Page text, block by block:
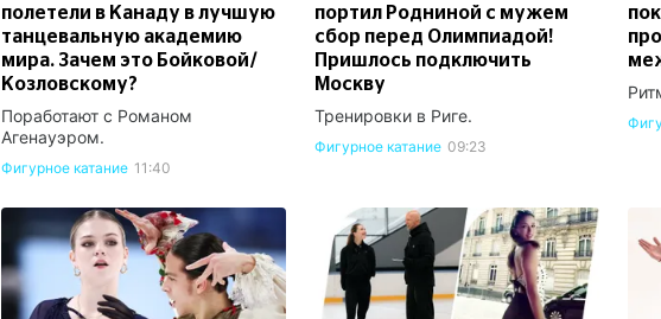
полетели в Канаду в лучшую
танцевальную академию
мира. Зачем это Бойковой/
Козловскому?
Поработают с Романом
Агенауэром.
Фигурное катание 11:40
портил Родниной с мужем
сбор перед Олимпиадой!
Пришлось подключить
Москву
Тренировки в Риге.
Фигурное катание 09:23